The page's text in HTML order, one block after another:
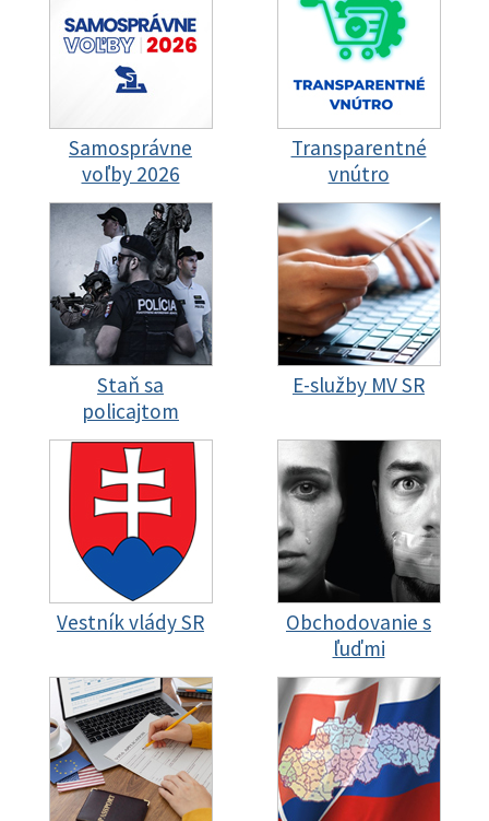
Samosprávne
voľby 2026
Transparentné
vnútro
Staň sa
policajtom
E-služby MV SR
Vestník vlády SR
Obchodovanie s
ľuďmi